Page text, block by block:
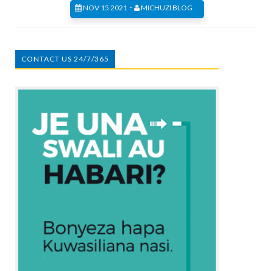
NOV 15 2021 - MICHUZI BLOG
CONTACT US 24/7/365